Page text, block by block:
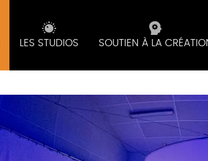
LES STUDIOS SOUTIEN À LA